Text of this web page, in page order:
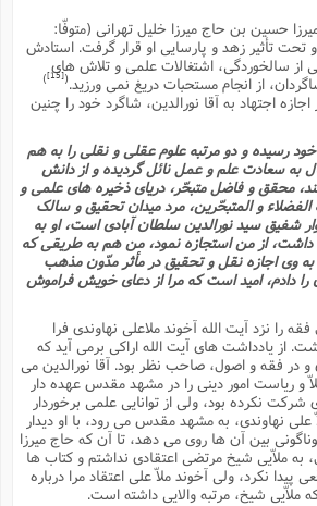
حسین بن حاج میرزا خلیل تهرانى (متوفّا:
تحت تأثیر زهد و پارسایى او قرار گرفت. استادش
از سالخوردگى، اشتغالات علمى و تلاش هاى
از انجام مستحبات دریغ نمى ورزید. [15]
)
اجتهاد به آقا نورالدین، شاگرد خود را چنین
رسیده و دو مرتبه علوم عقلى و نقلى را به هم
به سعادت علم و عمل نائل گردیده و از دانش
محقق و فاضل متبحّر، دریاى ذخیره هاى علمى و
و المتبحّرین، مرد میدان تحقیق و سالک
شفیق سید نورالدین سلطان آبادى است، او به
از من استجازه نمود، من هم به طریقى که
وى اجازه نقل و تحقیق در مأثر مدّون مذهب
را دادم، امید است که مرا از دعاى خویش فراموش
را نزد آیت الله آخوند ملاعلى نهاوندى فرا
از یادداشت هاى آیت الله اراکى برمى آید که
در فقه و اصول، صاحب نظر بود. آقا نورالدین مى
و ریاست امور دینى را در مشهد مقدس عهده دار
نکرده بود، ولى از توانایى علمى برخوردار
نهاوندى، به مشهد مقدس مى رود، با او دیدار
بین آن ها روى مى دهد، تا آن که حاج میرزا
به ملاّیى شیخ مرتضى اعتقادى نداشتم و کتاب ها
نکرد، ولى آخوند ملاّ على اعتقاد مرا درباره
ملاّیى شیخ، مرتبه والایى داشته است.